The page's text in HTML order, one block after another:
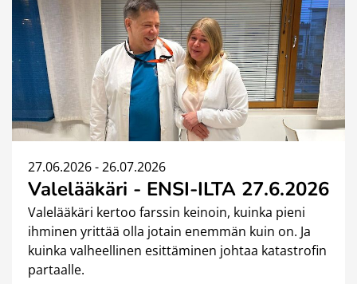
27.06.2026 - 26.07.2026
Valelääkäri - ENSI-ILTA 27.6.2026
Valelääkäri kertoo farssin keinoin, kuinka pieni
ihminen yrittää olla jotain enemmän kuin on. Ja
kuinka valheellinen esittäminen johtaa katastrofin
partaalle.